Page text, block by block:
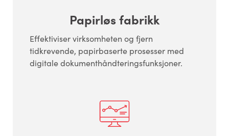
Papirløs fabrikk
Effektiviser virksomheten og fjern
tidkrevende, papirbaserte prosesser med
digitale dokumenthåndteringsfunksjoner.